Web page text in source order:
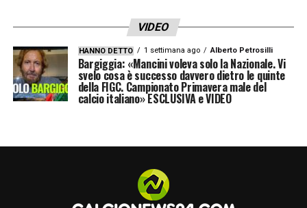
VIDEO
HANNO DETTO 1 settimana ago Alberto Petrosilli
Bargiggia: «Mancini voleva solo la Nazionale. Vi
svelo cosa è successo davvero dietro le quinte
della FIGC. Campionato Primavera male del
calcio italiano» ESCLUSIVA e VIDEO